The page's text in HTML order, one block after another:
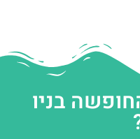
בניו